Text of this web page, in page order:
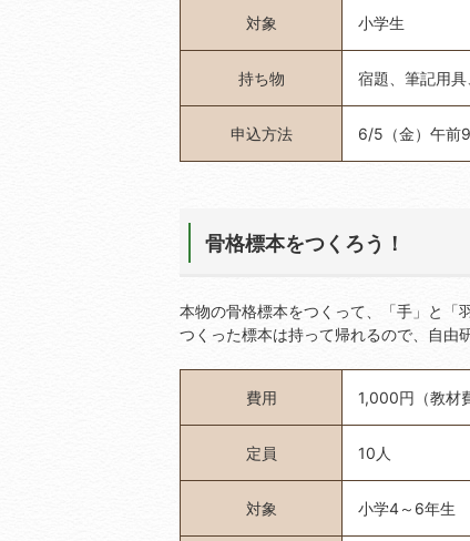
対象 小学生
持ち物 宿題、筆記用具
申込方法 6/5（金）午前
骨格標本をつくろう！
本物の骨格標本をつくって、「手」と「
つくった標本は持って帰れるので、自由
費用 1,000円（教材
定員 10人
対象 小学4～6年生